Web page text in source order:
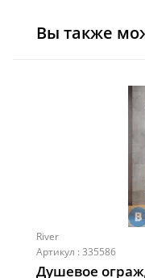
Вы также
River
Артикул : 335586
Душевое